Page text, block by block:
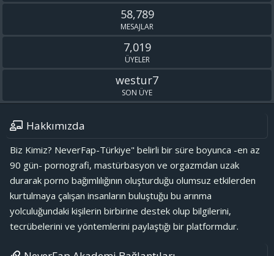
58,789
MESAJLAR
7,019
ÜYELER
westur7
SON ÜYE
Hakkımızda
Biz Kimiz? NeverFap-Türkiye" belirli bir süre boyunca -en az
90 gün- pornografi, mastürbasyon ve orgazmdan uzak
durarak porno bağımlılığının oluşturduğu olumsuz etkilerden
kurtulmaya çalışan insanların buluştuğu bu arınma
yolculuğundaki kişilerin birbirine destek olup bilgilerini,
tecrübelerini ve yöntemlerini paylaştığı bir platformdur.